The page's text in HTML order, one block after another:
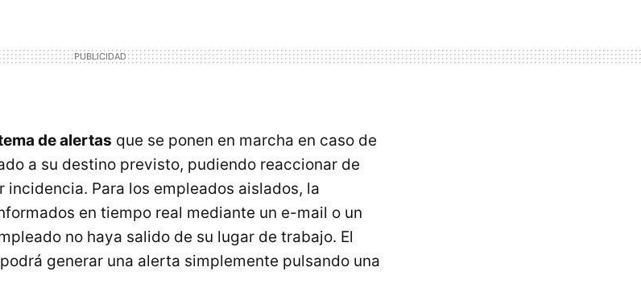
de alertas que se ponen en marcha en caso de
a su destino previsto, pudiendo reaccionar de
Para los empleados aislados, la
en tiempo real mediante un e-mail o un
no haya salido de su lugar de trabajo. El
generar una alerta simplemente pulsando una